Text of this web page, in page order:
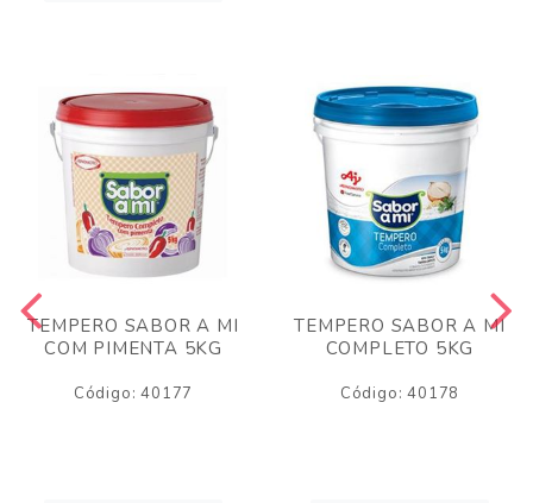
TEMPERO SABOR A MI
COM PIMENTA 5KG
Código: 40177
TEMPERO SABOR A MI
COMPLETO 5KG
Código: 40178